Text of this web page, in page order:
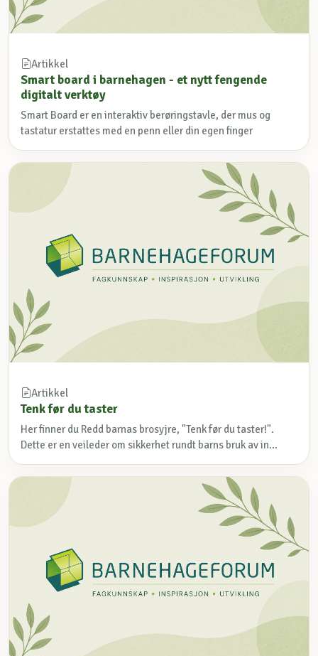
Artikkel
Smart board i barnehagen - et nytt fengende
digitalt verktøy
Smart Board er en interaktiv berøringstavle, der mus og
tastatur erstattes med en penn eller din egen finger
Artikkel
Tenk før du taster
Her finner du Redd barnas brosyjre, "Tenk før du taster!".
Dette er en veileder om sikkerhet rundt barns bruk av in...